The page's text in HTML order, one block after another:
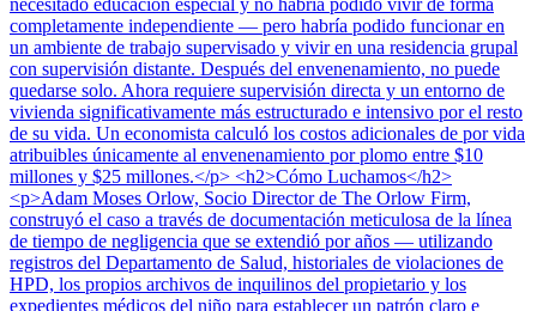
completamente independiente — pero habría podido funcionar en
un ambiente de trabajo supervisado y vivir en una residencia grupal
con supervisión distante. Después del envenenamiento, no puede
quedarse solo. Ahora requiere supervisión directa y un entorno de
vivienda significativamente más estructurado e intensivo por el resto
de su vida. Un economista calculó los costos adicionales de por vida
atribuibles únicamente al envenenamiento por plomo entre $10
millones y $25 millones.</p> <h2>Cómo Luchamos</h2>
<p>Adam Moses Orlow, Socio Director de The Orlow Firm,
construyó el caso a través de documentación meticulosa de la línea
de tiempo de negligencia que se extendió por años — utilizando
registros del Departamento de Salud, historiales de violaciones de
HPD, los propios archivos de inquilinos del propietario y los
expedientes médicos del niño para establecer un patrón claro e